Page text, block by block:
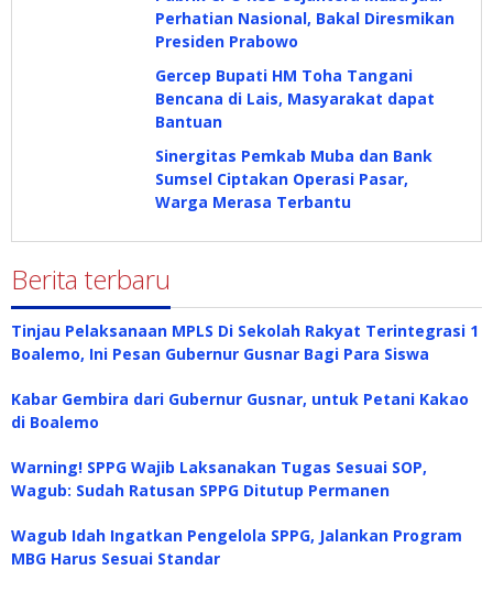
Perhatian Nasional, Bakal Diresmikan
Presiden Prabowo
Gercep Bupati HM Toha Tangani
Bencana di Lais, Masyarakat dapat
Bantuan
Sinergitas Pemkab Muba dan Bank
Sumsel Ciptakan Operasi Pasar,
Warga Merasa Terbantu
Berita terbaru
Tinjau Pelaksanaan MPLS Di Sekolah Rakyat Terintegrasi 1
Boalemo, Ini Pesan Gubernur Gusnar Bagi Para Siswa
Kabar Gembira dari Gubernur Gusnar, untuk Petani Kakao
di Boalemo
Warning! SPPG Wajib Laksanakan Tugas Sesuai SOP,
Wagub: Sudah Ratusan SPPG Ditutup Permanen
Wagub Idah Ingatkan Pengelola SPPG, Jalankan Program
MBG Harus Sesuai Standar